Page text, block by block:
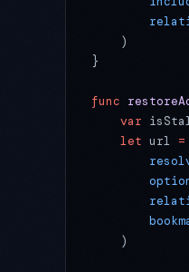
    )
}
func
    var
    let
url =
    )